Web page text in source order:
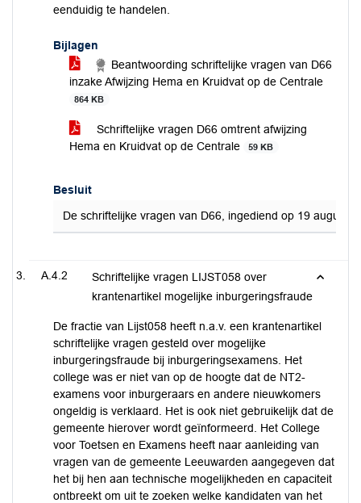
eenduidig te handelen.
Bijlagen
Beantwoording schriftelijke vragen van D66
inzake Afwijzing Hema en Kruidvat op de Centrale
864 KB
Schriftelijke vragen D66 omtrent afwijzing
Hema en Kruidvat op de Centrale
59 KB
Besluit
De schriftelijke vragen van D66, ingediend op 19
A.4.2
Schriftelijke vragen LIJST058 over
krantenartikel mogelijke inburgeringsfraude
De fractie van Lijst058 heeft n.a.v. een krantenartikel
schriftelijke vragen gesteld over mogelijke
inburgeringsfraude bij inburgeringsexamens. Het
college was er niet van op de hoogte dat de NT2-
examens voor inburgeraars en andere nieuwkomers
ongeldig is verklaard. Het is ook niet gebruikelijk dat de
gemeente hierover wordt geïnformeerd. Het College
voor Toetsen en Examens heeft naar aanleiding van
vragen van de gemeente Leeuwarden aangegeven dat
het bij hen aan technische mogelijkheden en capaciteit
ontbreekt om uit te zoeken welke kandidaten van het